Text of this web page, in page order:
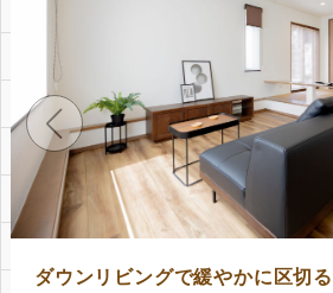
ダウンリビングで緩やかに区切る